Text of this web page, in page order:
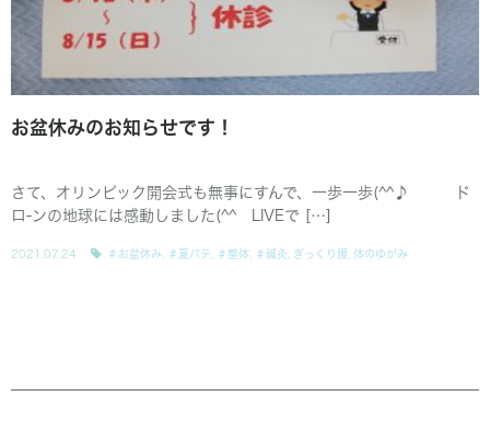
お盆休みのお知らせです！
さて、オリンピック開会式も無事にすんで、一歩一歩(^^♪ ド
ロ-ンの地球には感動しました(^^ LIVEで […]
2021.07.24 ＃お盆休み ＃夏バテ ＃整体 ＃鍼灸 ぎっくり腰 体のゆがみ